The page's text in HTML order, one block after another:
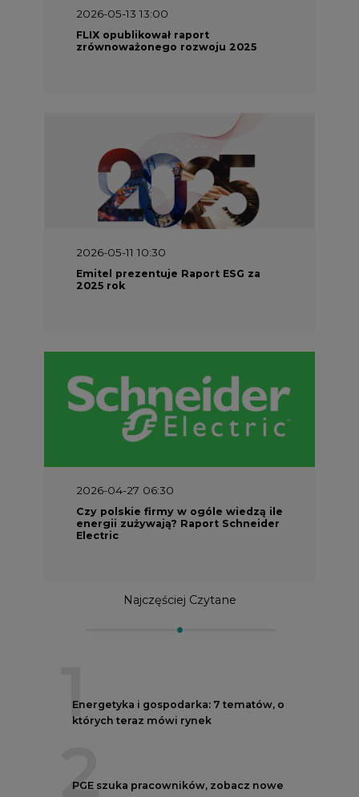
2026-05-13 13:00
FLIX opublikował raport
zrównoważonego rozwoju 2025
2026-05-11 10:30
Emitel prezentuje Raport ESG za
2025 rok
2026-04-27 06:30
Czy polskie firmy w ogóle wiedzą ile
energii zużywają? Raport Schneider
Electric
Najczęściej Czytane
1
Energetyka i gospodarka: 7 tematów, o
których teraz mówi rynek
2
PGE szuka pracowników, zobacz nowe